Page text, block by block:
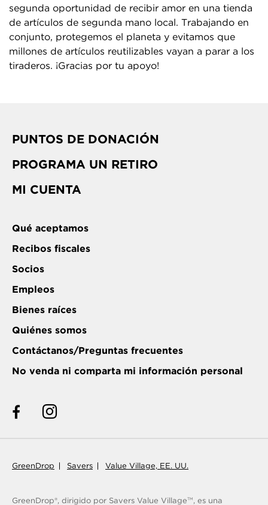
segunda oportunidad de recibir amor en una tienda
de artículos de segunda mano local. Trabajando en
conjunto, protegemos el planeta y evitamos que
millones de artículos reutilizables vayan a parar a los
tiraderos. ¡Gracias por tu apoyo!
PUNTOS DE DONACIÓN
PROGRAMA UN RETIRO
MI CUENTA
Qué aceptamos
Recibos fiscales
Socios
Empleos
Bienes raíces
Quiénes somos
Contáctanos/Preguntas frecuentes
No venda ni comparta mi información personal
GreenDrop Savers Value Village, EE. UU.
GreenDrop®, dirigido por Savers Value VillageTM , es una